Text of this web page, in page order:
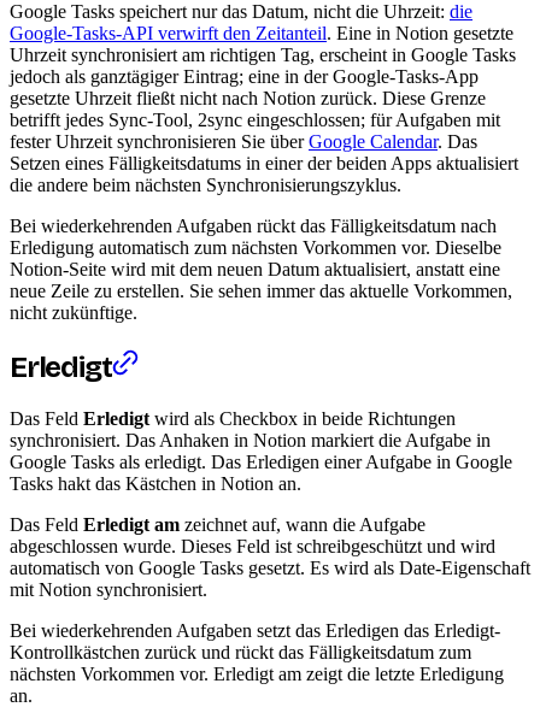
Google Tasks speichert nur das Datum, nicht die Uhrzeit: die
Google-Tasks-API verwirft den Zeitanteil. Eine in Notion gesetzte
Uhrzeit synchronisiert am richtigen Tag, erscheint in Google Tasks
jedoch als ganztägiger Eintrag; eine in der Google-Tasks-App
gesetzte Uhrzeit fließt nicht nach Notion zurück. Diese Grenze
betrifft jedes Sync-Tool, 2sync eingeschlossen; für Aufgaben mit
fester Uhrzeit synchronisieren Sie überGoogle Calendar. Das
Setzen eines Fälligkeitsdatums in einer der beiden Apps aktualisiert
die andere beim nächsten Synchronisierungszyklus.
Bei wiederkehrenden Aufgaben rückt das Fälligkeitsdatum nach
Erledigung automatisch zum nächsten Vorkommen vor. Dieselbe
Notion-Seite wird mit dem neuen Datum aktualisiert, anstatt eine
neue Zeile zu erstellen. Sie sehen immer das aktuelle Vorkommen,
nicht zukünftige.
Erledigt
Das Feld Erledigt wird als Checkbox in beide Richtungen
synchronisiert. Das Anhaken in Notion markiert die Aufgabe in
Google Tasks als erledigt. Das Erledigen einer Aufgabe in Google
Tasks hakt das Kästchen in Notion an.
Das Feld Erledigt am zeichnet auf, wann die Aufgabe
abgeschlossen wurde. Dieses Feld ist schreibgeschützt und wird
automatisch von Google Tasks gesetzt. Es wird als Date-Eigenschaft
mit Notion synchronisiert.
Bei wiederkehrenden Aufgaben setzt das Erledigen das Erledigt-
Kontrollkästchen zurück und rückt das Fälligkeitsdatum zum
nächsten Vorkommen vor. Erledigt am zeigt die letzte Erledigung
an.